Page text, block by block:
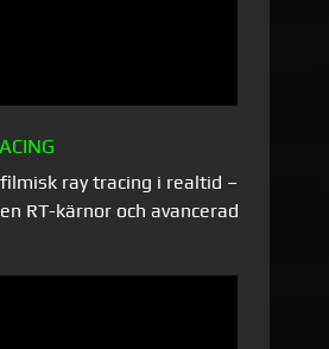
ray tracing i realtid –
RT-kärnor och avancerad